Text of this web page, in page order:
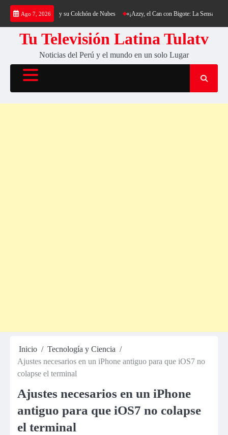
Saltar
contenido
Ago 7, 2026
Cantería y su Colchón de Nubes «¡Azzy, el Can con Bigote: La Sensación Peluda
Tu Televisión Latina Tulatv
Noticias del Perú y el mundo en un solo Lugar
Inicio
Tecnología y Ciencia
Ajustes necesarios en un iPhone antiguo para que iOS7 no
colapse el terminal
Ajustes necesarios en un iPhone
antiguo para que iOS7 no colapse
el terminal